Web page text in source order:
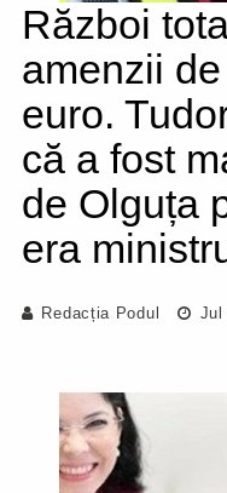
Război
amenzii
euro.
că a fost
de Olguța
era
Redacția Podul Jul